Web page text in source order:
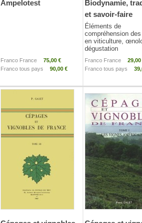
Ampelotest
Franco France
75,00 €
Franco tous pays
90,00 €
Biodynamie,
et savoir-faire
Éléments de
compréhension
en viticulture,
dégustation
Franco France
29,00
Franco tous pays